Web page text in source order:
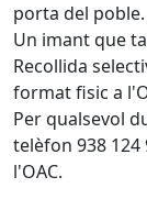
porta del poble.
Un imant que
Recollida
format fisic a
Per qualsevol
telèfon 938 124
l'OAC.